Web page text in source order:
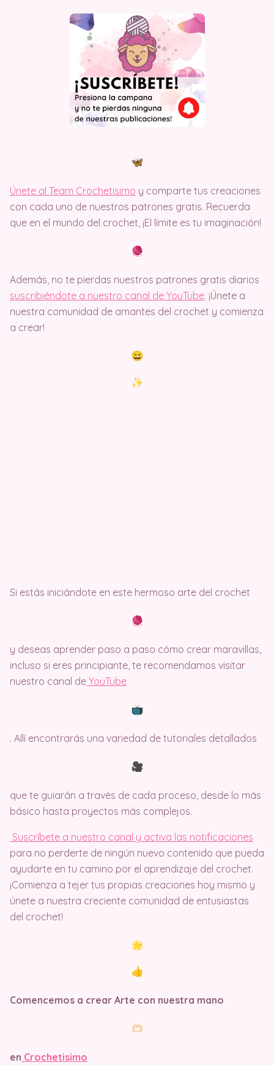
Únete al Team Crochetisimo y comparte tus creaciones
con cada uno de nuestros patrones gratis. Recuerda
que en el mundo del crochet, ¡El límite es tu imaginación!
Además, no te pierdas nuestros patrones gratis diarios
suscribiéndote a nuestro canal de YouTube. ¡Únete a
nuestra comunidad de amantes del crochet y comienza
a crear!
Si estás iniciándote en este hermoso arte del crochet
y deseas aprender paso a paso cómo crear maravillas,
incluso si eres principiante, te recomendamos visitar
nuestro canal de YouTube
. Allí encontrarás una variedad de tutoriales detallados
que te guiarán a través de cada proceso, desde lo más
básico hasta proyectos más complejos.
Suscríbete a nuestro canal y activa las notificaciones
para no perderte de ningún nuevo contenido que pueda
ayudarte en tu camino por el aprendizaje del crochet.
¡Comienza a tejer tus propias creaciones hoy mismo y
únete a nuestra creciente comunidad de entusiastas
del crochet!
Comencemos a crear Arte con nuestra mano
en Crochetisimo